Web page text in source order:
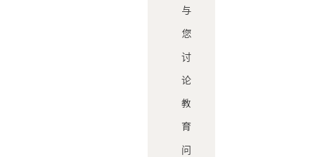
与
您
讨
论
教
育
问